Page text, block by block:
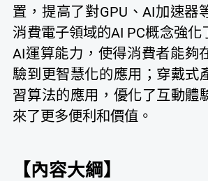
置，提高了對GPU、AI加速器
消費電子領域的AI PC概念強化
AI運算能力，使得消費者能夠
驗到更智慧化的應用；穿戴式
習算法的應用，優化了互動體
來了更多便利和價值。
【內容大綱】